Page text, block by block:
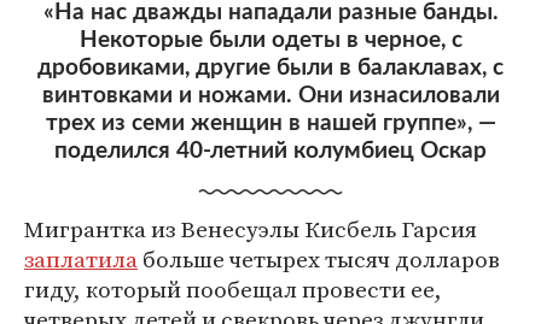
«На нас дважды нападали разные банды.
Некоторые были одеты в черное, с
дробовиками, другие были в балаклавах, с
винтовками и ножами. Они изнасиловали
трех из семи женщин в нашей группе», ―
поделился 40-летний колумбиец Оскар
Мигрантка из Венесуэлы Кисбель Гарсия
заплатилабольше четырех тысяч долларов
гиду, который пообещал провести ее,